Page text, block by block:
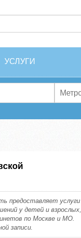
УСЛУГИ
предоставляет услуги
у детей и взрослых,
по Москве и МО.
записи.